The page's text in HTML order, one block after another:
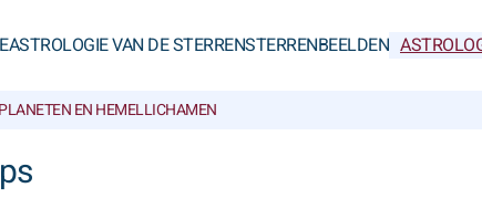
ASTROLOGIE VAN DE STERRENSTERRENBEELDEN
EN HEMELLICHAMEN